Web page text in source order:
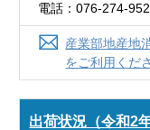
電話：076-274-
産業部地産地
をご利用くだ
出荷状況（令和2年